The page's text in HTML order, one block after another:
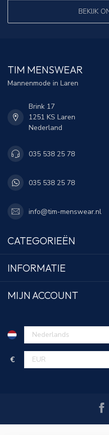
BEKIJK
TIM MENSWEAR
Mannenmode in Laren
Brink 17
1251 KS Laren
Nederland
035 538 25 78
035 538 25 78
info@tim-menswear.nl
CATEGORIEËN
INFORMATIE
MIJN ACCOUNT
€